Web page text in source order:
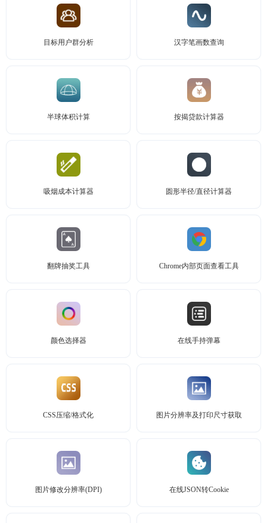
目标用户群分析 汉字笔画数查询
半球体积计算 按揭贷款计算器
吸烟成本计算器 圆形半径/直径计算器
翻牌抽奖工具 Chrome内部页面查看工具
颜色选择器 在线手持弹幕
CSS压缩/格式化 图片分辨率及打印尺寸获取
图片修改分辨率(DPI) 在线JSON转Cookie